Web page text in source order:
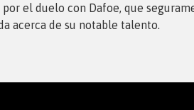
el duelo con Dafoe, que
acerca de su notable talento.